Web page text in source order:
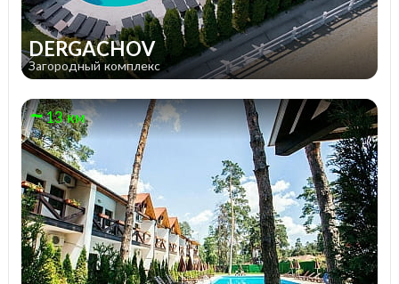
DERGACHOV
Загородный комплекс
13 км